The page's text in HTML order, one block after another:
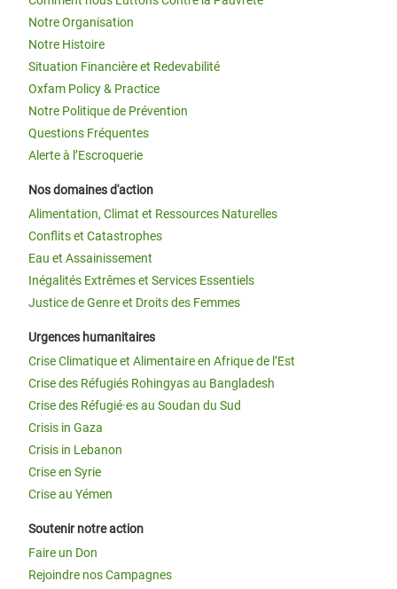
Notre Organisation
Notre Histoire
Situation Financière et Redevabilité
Oxfam Policy & Practice
Notre Politique de Prévention
Questions Fréquentes
Alerte à l’Escroquerie
Nos domaines d'action
Alimentation, Climat et Ressources Naturelles
Conflits et Catastrophes
Eau et Assainissement
Inégalités Extrêmes et Services Essentiels
Justice de Genre et Droits des Femmes
Urgences humanitaires
Crise Climatique et Alimentaire en Afrique de l’Est
Crise des Réfugiés Rohingyas au Bangladesh
Crise des Réfugié·es au Soudan du Sud
Crisis in Gaza
Crisis in Lebanon
Crise en Syrie
Crise au Yémen
Soutenir notre action
Faire un Don
Rejoindre nos Campagnes